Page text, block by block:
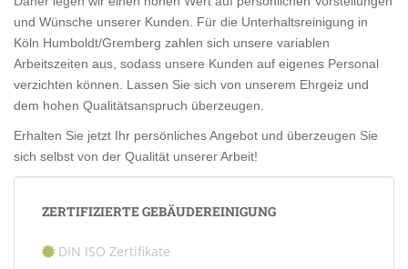
und Wünsche unserer Kunden. Für die Unterhaltsreinigung in
Köln Humboldt/Gremberg zahlen sich unsere variablen
Arbeitszeiten aus, sodass unsere Kunden auf eigenes Personal
verzichten können. Lassen Sie sich von unserem Ehrgeiz und
dem hohen Qualitätsanspruch überzeugen.
Erhalten Sie jetzt Ihr persönliches Angebot und überzeugen Sie
sich selbst von der Qualität unserer Arbeit!
ZERTIFIZIERTE GEBÄUDEREINIGUNG
DIN ISO Zertifikate